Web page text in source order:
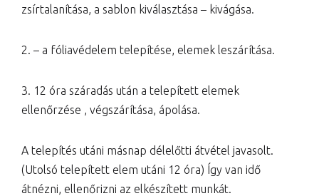
zsírtalanítása, a sablon kiválasztása – kivágása.
2. – a fóliavédelem telepítése, elemek leszárítása.
3. 12 óra száradás után a telepített elemek
ellenőrzése , végszárítása, ápolása.
A telepítés utáni másnap délelőtti átvétel javasolt.
(Utolsó telepített elem utáni 12 óra) Így van idő
átnézni, ellenőrizni az elkészített munkát.